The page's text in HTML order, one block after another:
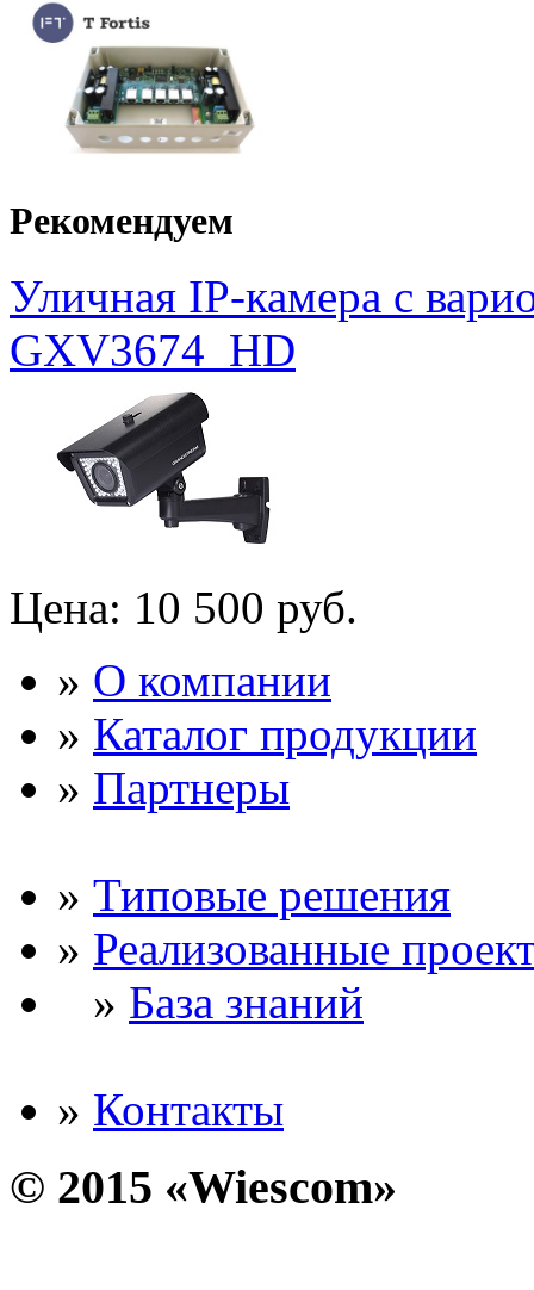
Рекомендуем
Уличная IP-камера с
GXV3674_HD
Цена: 10 500 руб.
» О компании
» Каталог продукции
» Партнеры
» Типовые решения
» Реализованные
» База знаний
» Контакты
© 2015 «Wiescom»